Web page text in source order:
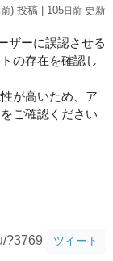
前) 投稿 | 105日前 更新
ザーに誤認させる
の存在を確認し
が高いため、ア
ご確認ください
?3769 ツイート